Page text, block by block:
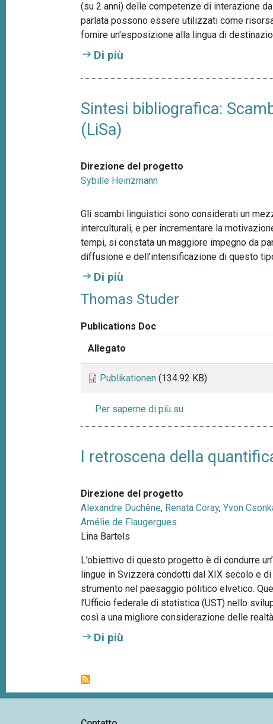
(su 2 anni) delle competenze di interazione
parlata possono essere utilizzati come
fornire un'esposizione alla lingua di
Di più
Sintesi bibliografica:
(LiSa)
Direzione del progetto
Sybille Heinzmann
Gli scambi linguistici sono considerati un
interculturali, e per incrementare la
tempi, si constata un maggiore impegno da
diffusione e dell’intensificazione di questo
Di più
Thomas Studer
Publications Doc
Allegato
Publikationen (134.92 KB)
Per saperne di più su
h
m
t
r
I retroscena della
Direzione del progetto
Alexandre Duchêne, Renata Coray,Yvon
Amélie de Flaugergues
Lina Bartels
L’obiettivo di questo progetto è di condurre
lingue in Svizzera condotti dal XIX secolo e
strumento nel paesaggio politico elvetico.
l’Ufficio federale di statistica (UST) nello
così a una migliore considerazione delle
Di più
g
i